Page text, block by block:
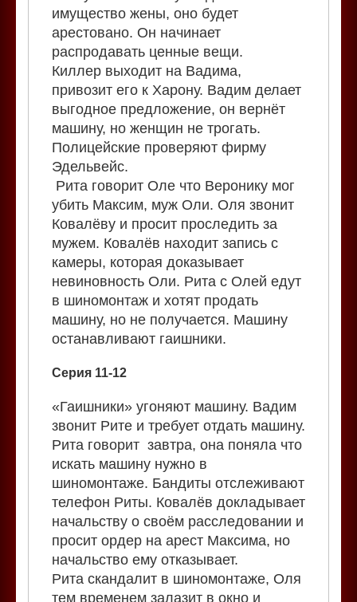
имущество жены, оно будет
арестовано. Он начинает
распродавать ценные вещи.
Киллер выходит на Вадима,
привозит его к Харону. Вадим делает
выгодное предложение, он вернёт
машину, но женщин не трогать.
Полицейские проверяют фирму
Эдельвейс.
Рита говорит Оле что Веронику мог
убить Максим, муж Оли. Оля звонит
Ковалёву и просит проследить за
мужем. Ковалёв находит запись с
камеры, которая доказывает
невиновность Оли. Рита с Олей едут
в шиномонтаж и хотят продать
машину, но не получается. Машину
останавливают гаишники.
Серия 11-12
«Гаишники» угоняют машину. Вадим
звонит Рите и требует отдать машину.
Рита говорит завтра, она поняла что
искать машину нужно в
шиномонтаже. Бандиты отслеживают
телефон Риты. Ковалёв докладывает
начальству о своём расследовании и
просит ордер на арест Максима, но
начальство ему отказывает.
Рита скандалит в шиномонтаже, Оля
тем временем залазит в окно и